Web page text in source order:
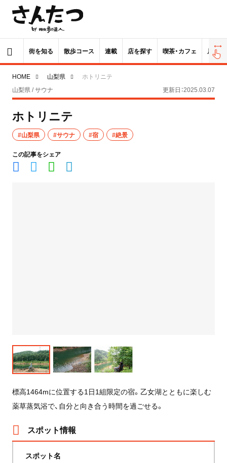
街を知る 散歩コース 連載 店を探す 喫茶・カフェ 居酒屋
HOME 山梨県
ホトリニテ
山梨県 / サウナ
更新日：2025.03.07
ホトリニテ
#山梨県 #サウナ #宿 #絶景
この記事をシェア
標高1464mに位置する1日1組限定の宿。乙女湖とともに楽しむ
薬草蒸気浴で、自分と向き合う時間を過ごせる。
スポット情報
スポット名